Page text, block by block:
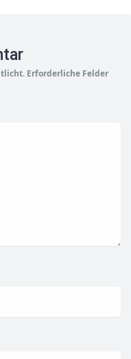
Erforderliche Felder